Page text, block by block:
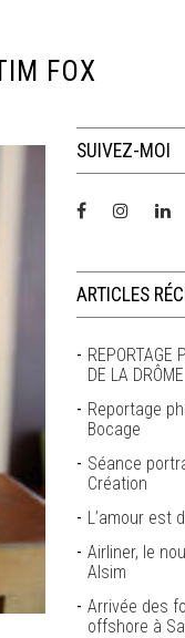
FOX
SUIVEZ-MOI
ARTICLES
REPORTAGE
DE LA DRÔME
Reportage
Bocage
Séance
Création
L’amour est
Airliner, le
Alsim
Arrivée des
offshore à